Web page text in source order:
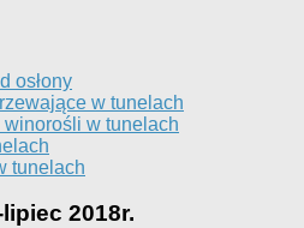
osłony
w tunelach
w tunelach
tunelach
2018r.